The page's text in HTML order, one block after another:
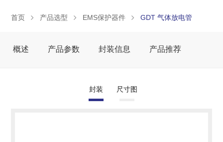
首页 产品选型 EMS保护器件 GDT 气体放电管
概述 产品参数 封装信息 产品推荐
封装 尺寸图